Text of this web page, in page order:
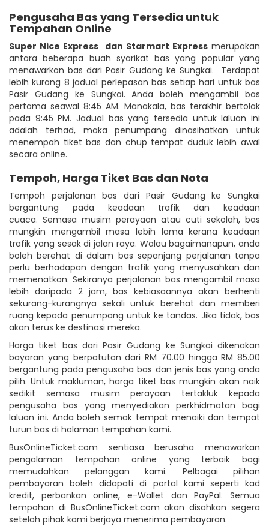
Pengusaha Bas yang Tersedia untuk
Tempahan Online
Super Nice Express dan Starmart Expressmerupakan
antara beberapa buah syarikat bas yang popular yang
menawarkan bas dari Pasir Gudang ke Sungkai. Terdapat
lebih kurang 8 jadual perlepasan bas setiap hari untuk bas
Pasir Gudang ke Sungkai. Anda boleh mengambil bas
pertama seawal 8:45 AM. Manakala, bas terakhir bertolak
pada 9:45 PM. Jadual bas yang tersedia untuk laluan ini
adalah terhad, maka penumpang dinasihatkan untuk
menempah tiket bas dan chup tempat duduk lebih awal
secara online.
Tempoh, Harga Tiket Bas dan Nota
Tempoh perjalanan bas dari Pasir Gudang ke Sungkai
bergantung pada keadaan trafik dan keadaan
cuaca. Semasa musim perayaan atau cuti sekolah, bas
mungkin mengambil masa lebih lama kerana keadaan
trafik yang sesak di jalan raya. Walau bagaimanapun, anda
boleh berehat di dalam bas sepanjang perjalanan tanpa
perlu berhadapan dengan trafik yang menyusahkan dan
memenatkan. Sekiranya perjalanan bas mengambil masa
lebih daripada 2 jam, bas kebiasaannya akan berhenti
sekurang-kurangnya sekali untuk berehat dan memberi
ruang kepada penumpang untuk ke tandas. Jika tidak, bas
akan terus ke destinasi mereka.
Harga tiket bas dari Pasir Gudang ke Sungkai dikenakan
bayaran yang berpatutan dari RM 70.00 hingga RM 85.00
bergantung pada pengusaha bas dan jenis bas yang anda
pilih. Untuk makluman, harga tiket bas mungkin akan naik
sedikit semasa musim perayaan tertakluk kepada
pengusaha bas yang menyediakan perkhidmatan bagi
laluan ini. Anda boleh semak tempat menaiki dan tempat
turun bas di halaman tempahan kami.
BusOnlineTicket.com sentiasa berusaha menawarkan
pengalaman tempahan online yang terbaik bagi
memudahkan pelanggan kami. Pelbagai pilihan
pembayaran boleh didapati di portal kami seperti kad
kredit, perbankan online, e-Wallet dan PayPal. Semua
tempahan di BusOnlineTicket.com akan disahkan segera
setelah pihak kami berjaya menerima pembayaran.